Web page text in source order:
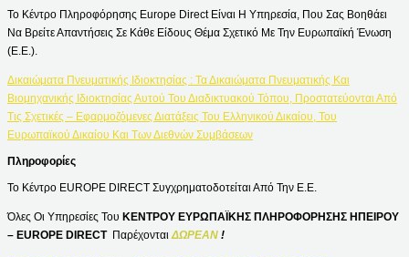
Το Κέντρο Πληροφόρησης Europe Direct Είναι Η Υπηρεσία, Που Σας Βοηθάει
Να Βρείτε Απαντήσεις Σε Κάθε Είδους Θέμα Σχετικό Με Την Ευρωπαϊκή Ένωση
(Ε.Ε.).
Δικαιώματα Πνευματικής Ιδιοκτησίας : Τα Δικαιώματα Πνευματικής Και
Βιομηχανικής Ιδιοκτησίας Αυτού Του Διαδικτυακού Τόπου, Προστατεύονται Από
Τις Σχετικές – Εφαρμοζόμενες Διατάξεις Του Ελληνικού Δικαίου, Του
Ευρωπαϊκού Δικαίου Και Των Διεθνών Συμβάσεων
Πληροφορίες
Το Κέντρο EUROPE DIRECT Συγχρηματοδοτείται Από Την Ε.Ε.
Όλες Οι Υπηρεσίες Του ΚΕΝΤΡΟΥ ΕΥΡΩΠΑΪΚΗΣ ΠΛΗΡΟΦΟΡΗΣΗΣ ΗΠΕΙΡΟΥ
– EUROPE DIRECT ΠαρέχονταιΔΩΡΕΑΝ !